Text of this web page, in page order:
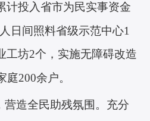
计投入省市为民实事资金
日间照料省级示范中心1
工坊2个，实施无障碍改造
庭200余户。
造全民助残氛围。 充分